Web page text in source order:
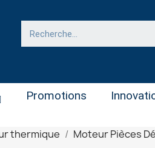
Promotions
thermique Moteur Pièces